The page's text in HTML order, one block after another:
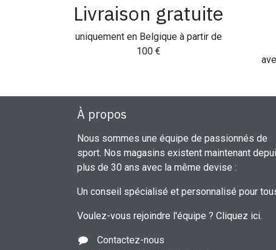
Livraison gratuite
uniquement en Belgique à partir de
100 €
À propos
Nous sommes une équipe de passionnés de
sport. Nos magasins existent maintenant
plus de 30 ans avec la même devise :
Un conseil spécialisé et personnalisé pour
Voulez-vous rejoindre l'équipe ? Cliquez ici.
Contactez-nous